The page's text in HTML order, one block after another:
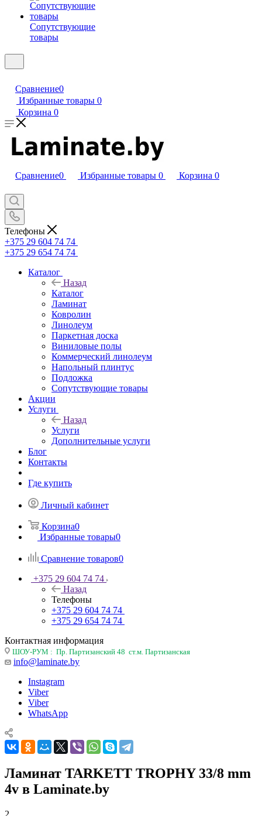
Сопутствующие
товары
Сравнение0
Избранные товары 0
Корзина 0
Сравнение0 Избранные товары 0 Корзина 0
Телефоны
+375 29 604 74 74
+375 29 654 74 74
Каталог
Назад
Каталог
Ламинат
Ковролин
Линолеум
Паркетная доска
Виниловые полы
Коммерческий линолеум
Напольный плинтус
Подложка
Сопутствующие товары
Акции
Услуги
Назад
Услуги
Дополнительные услуги
Блог
Контакты
Где купить
Личный кабинет
Корзина0
Избранные товары0
Сравнение товаров0
+375 29 604 74 74
Назад
Телефоны
+375 29 604 74 74
+375 29 654 74 74
Контактная информация
ШОУ-РУМ : Пр. Партизанский 48 ст.м. Партизанская
info@laminate.by
Instagram
Viber
Viber
WhatsApp
Ламинат TARKETT TROPHY 33/8 mm
4v в Laminate.by
2